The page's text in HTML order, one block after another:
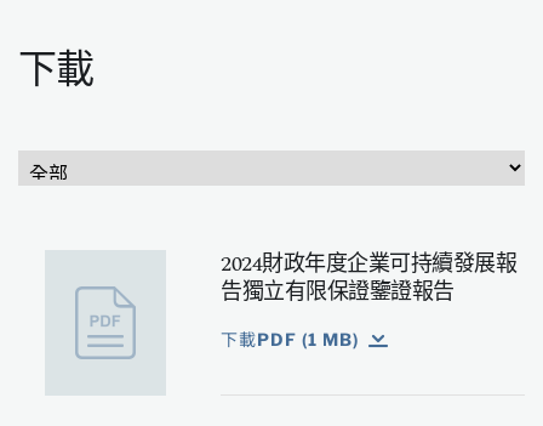
下載
2024財政年度企業可持續發展報
告獨立有限保證鑒證報告
下載PDF (1 MB)